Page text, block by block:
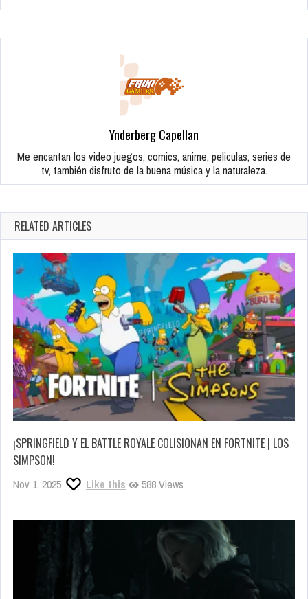
Ynderberg Capellan
Me encantan los video juegos, comics, anime, peliculas, series de
tv, también disfruto de la buena música y la naturaleza.
RELATED ARTICLES
¡SPRINGFIELD Y EL BATTLE ROYALE COLISIONAN EN FORTNITE | LOS
SIMPSON!
Nov 1, 2025 Like this 588 Views